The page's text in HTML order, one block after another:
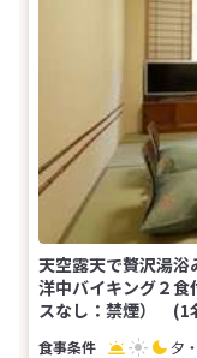
天空露天で贅沢湯
洋中バイキング２
スなし：禁煙） (1
夕